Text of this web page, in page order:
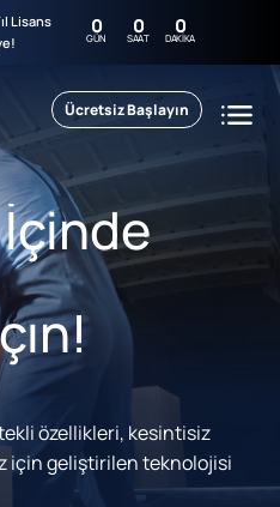
Lisans
0
GÜN 0
SAAT 0
DAKIKA
Ücretsiz Başlayın
özellikleri, kesintisiz
için geliştirilen teknolojisi